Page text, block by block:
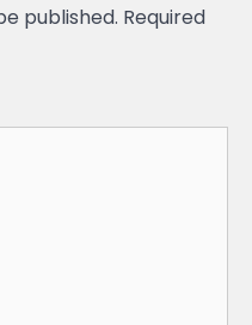
published. Required